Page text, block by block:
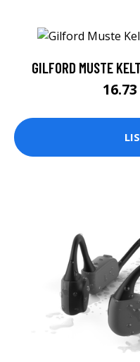
GILFORD MUSTE